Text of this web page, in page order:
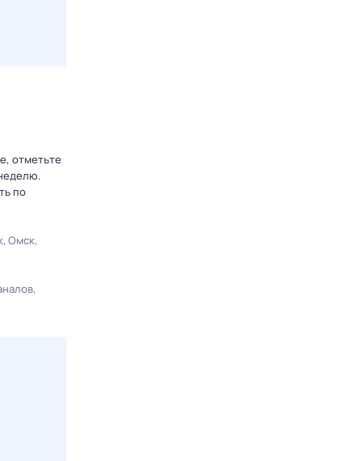
отметьте
по
Омск